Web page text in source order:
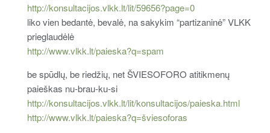
http://konsultacijos.vlkk.lt/lit/59656?page=0
liko vien bedantė, bevalė, na sakykim “partizaninė” VLKK
prieglaudėlė
http://www.vlkk.lt/paieska?q=spam
be spūdlų, be riedžių, net ŠVIESOFORO atitikmenų
paieškas nu-brau-ku-si
http://konsultacijos.vlkk.lt/lit/konsultacijos/paieska.html
http://www.vlkk.lt/paieska?q=šviesoforas